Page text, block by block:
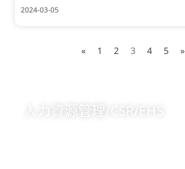
2024-03-05
« 1 2 3 4 5 »
人力資源管理/CSR/EHS